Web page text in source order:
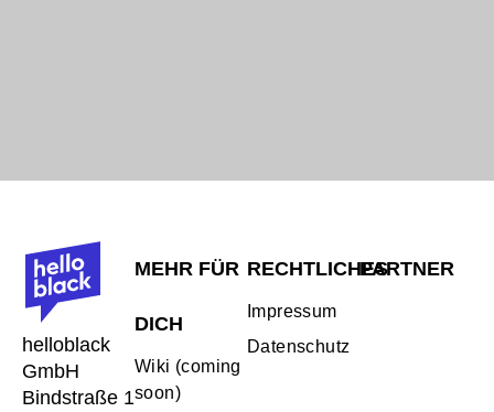
helloblack
GmbH
Bindstraße 1
MEHR FÜR
DICH
Wiki (coming
soon)
RECHTLICHES
Impressum
Datenschutz
PARTNER